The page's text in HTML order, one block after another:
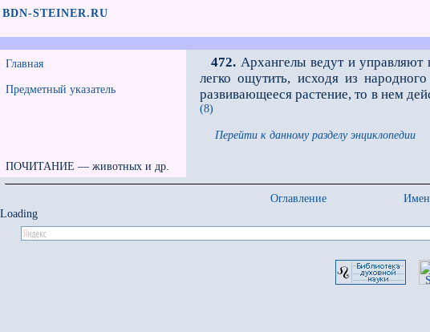
BDN-STEINER.RU
Главная
Предметный указатель
ПОЧИТАНИЕ — животных и др.
472. Архангелы ведут и
легко ощутить, исходя из
развивающееся растение, то в нем
(8)
Перейти к данному разделу энциклопедии
Оглавление
Loading